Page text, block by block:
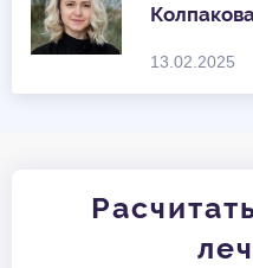
13.02.2025